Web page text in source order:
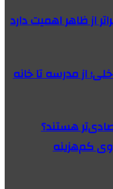
از ظاهر اهمیت دارد
از مدرسه تا خانه
هستند؟
کم‌هزینه